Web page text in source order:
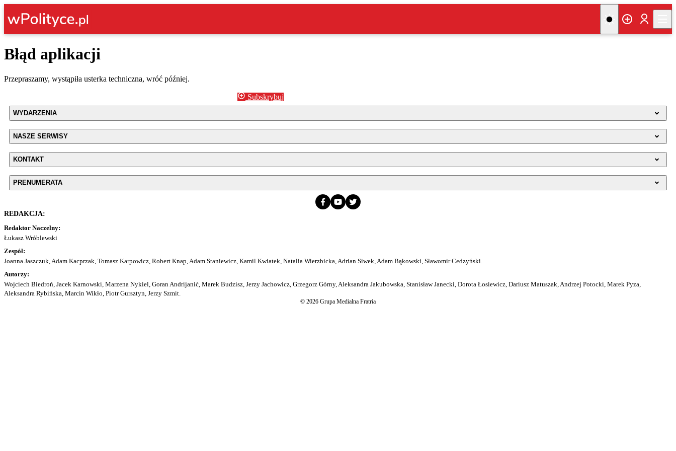
Błąd aplikacji
Przepraszamy, wystąpiła usterka techniczna, wróć później.
Subskrybuj
WYDARZENIA
NASZE SERWISY
KONTAKT
PRENUMERATA
REDAKCJA:
Redaktor Naczelny:
Łukasz Wróblewski
Zespół:
Joanna Jaszczuk, Adam Kacprzak, Tomasz Karpowicz, Robert Knap, Adam Staniewicz, Kamil Kwiatek, Natalia Wierzbicka, Adrian Siwek, Adam Bąkowski, Sławomir Cedzyński.
Autorzy:
Wojciech Biedroń, Jacek Karnowski, Marzena Nykiel, Goran Andrijanić, Marek Budzisz, Jerzy Jachowicz, Grzegorz Górny, Aleksandra Jakubowska, Stanisław Janecki, Dorota Łosiewicz, Dariusz Matuszak, Andrzej Potocki, Marek Pyza,
Aleksandra Rybińska, Marcin Wikło, Piotr Gursztyn, Jerzy Szmit.
© 2026 Grupa Medialna Fratria